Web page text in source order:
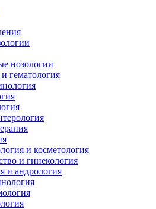
нозологии
гематология
и косметология
и гинекология
и андрология